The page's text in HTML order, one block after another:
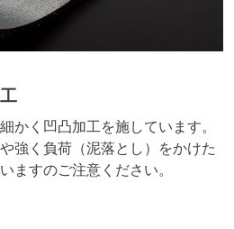
かく凹凸加工を施しています。
強く負荷（泥落とし）をかけた
ますのご注意ください。